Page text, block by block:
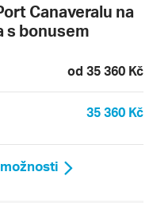
Canaveralu na
s bonusem
od 35 360 Kč
35 360 Kč